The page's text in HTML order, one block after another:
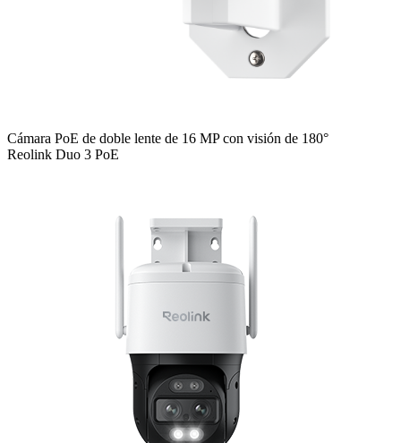
Cámara PoE de doble lente de 16 MP con visión de 180°
Reolink Duo 3 PoE